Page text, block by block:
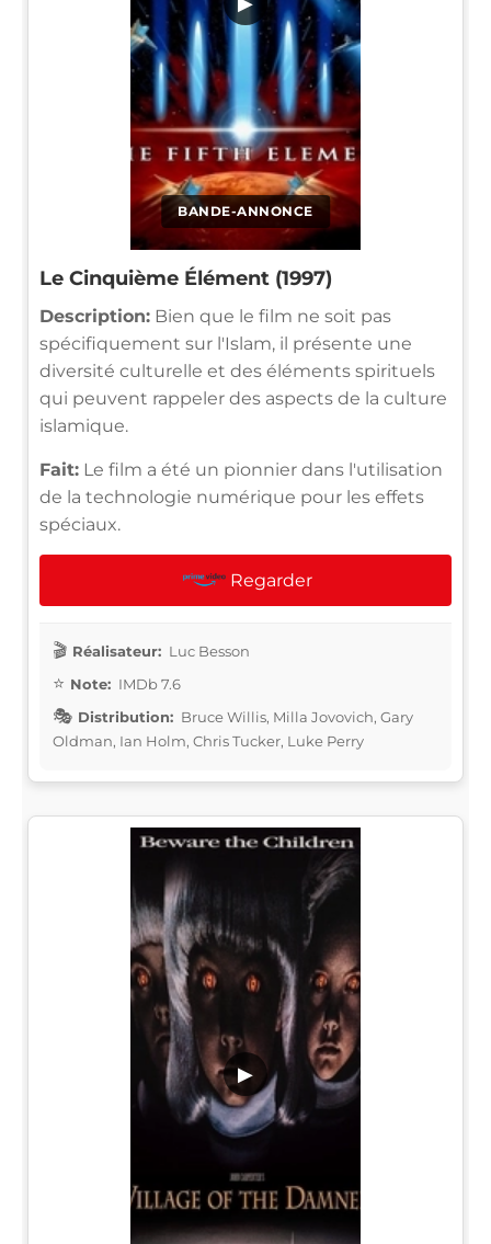
BANDE-ANNONCE
Le Cinquième Élément (1997)
Description: Bien que le film ne soit pas
spécifiquement sur l'Islam, il présente une
diversité culturelle et des éléments spirituels
qui peuvent rappeler des aspects de la culture
islamique.
Fait: Le film a été un pionnier dans l'utilisation
de la technologie numérique pour les effets
spéciaux.
Regarder
Réalisateur: Luc Besson
Note: IMDb 7.6
Distribution: Bruce Willis, Milla Jovovich, Gary
Oldman, Ian Holm, Chris Tucker, Luke Perry
▶